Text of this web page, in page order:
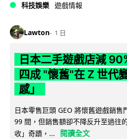
科技娛樂 遊戲情報
Lawton 1 日
日本二手遊戲店減
四成 "懷舊"在 Z 世代
感」
日本零售巨頭 GEO 將懷舊遊戲銷
99 間，但銷售額卻不降反升至過往
收」奇蹟，...
閱讀全文